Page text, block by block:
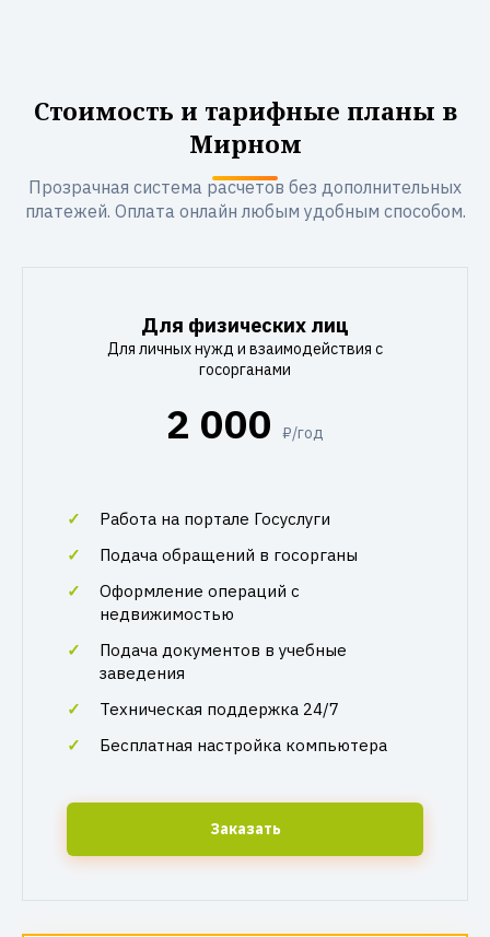
Стоимость и тарифные планы в
Мирном
Прозрачная система расчетов без дополнительных
платежей. Оплата онлайн любым удобным способом.
Для физических лиц
Для личных нужд и взаимодействия с
госорганами
2 000 ₽/год
Работа на портале Госуслуги
Подача обращений в госорганы
Оформление операций с
недвижимостью
Подача документов в учебные
заведения
Техническая поддержка 24/7
Бесплатная настройка компьютера
Заказать